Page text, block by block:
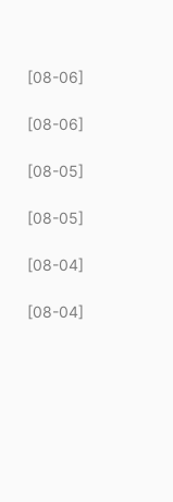
[08-06]
[08-06]
[08-05]
[08-05]
[08-04]
[08-04]